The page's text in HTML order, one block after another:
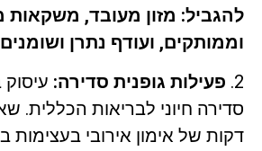
להגביל: מזון מעובד, משקאות
וממותקים, ועודף נתרן ושומנים
2. פעילות גופנית סדירה: עיסוק